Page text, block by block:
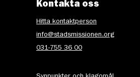
Kontakta oss
Hitta kontaktperson
info@stadsmissionen.org
031-755 36 00